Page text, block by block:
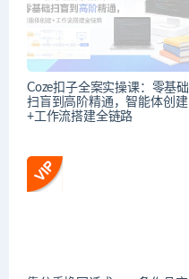
Coze扣子全案实操课：零基础
扫盲到高阶精通，智能体创建
+工作流搭建全链路